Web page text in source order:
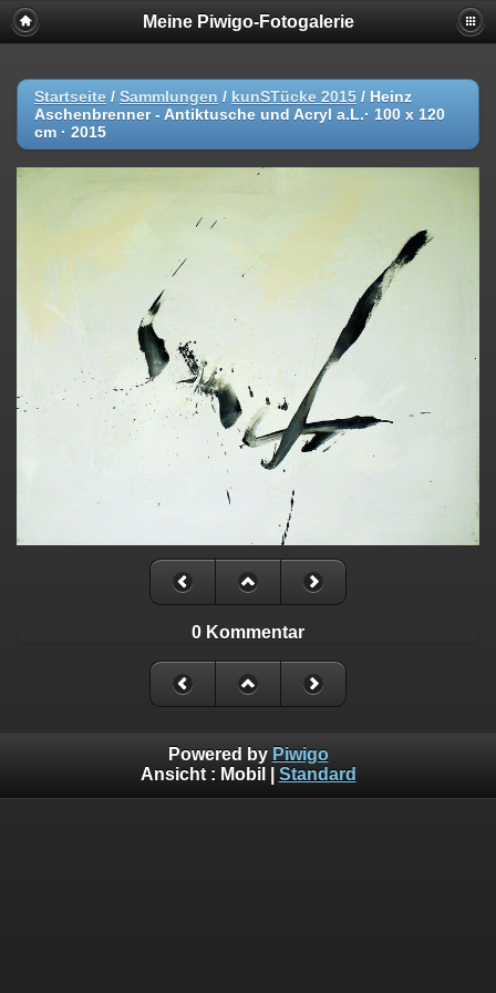
Meine Piwigo-Fotogalerie
Startseite / Sammlungen / kunSTücke 2015 / Heinz
Aschenbrenner - Antiktusche und Acryl a.L.· 100 x 120
cm · 2015
0 Kommentar
Powered by Piwigo
Ansicht : Mobil Standard